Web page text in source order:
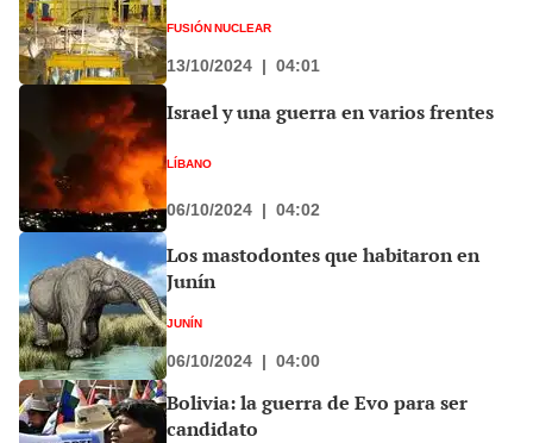
FUSIÓN NUCLEAR
13/10/2024 | 04:01
Israel y una guerra en varios frentes
LÍBANO
06/10/2024 | 04:02
Los mastodontes que habitaron en
Junín
JUNÍN
06/10/2024 | 04:00
Bolivia: la guerra de Evo para ser
candidato